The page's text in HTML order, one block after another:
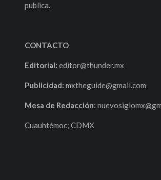
publica.
CONTACTO
Editorial: editor@thunder.mx
Publicidad: mxtheguide@gmail.com
Mesa de Redacción:
Cuauhtémoc; CDMX